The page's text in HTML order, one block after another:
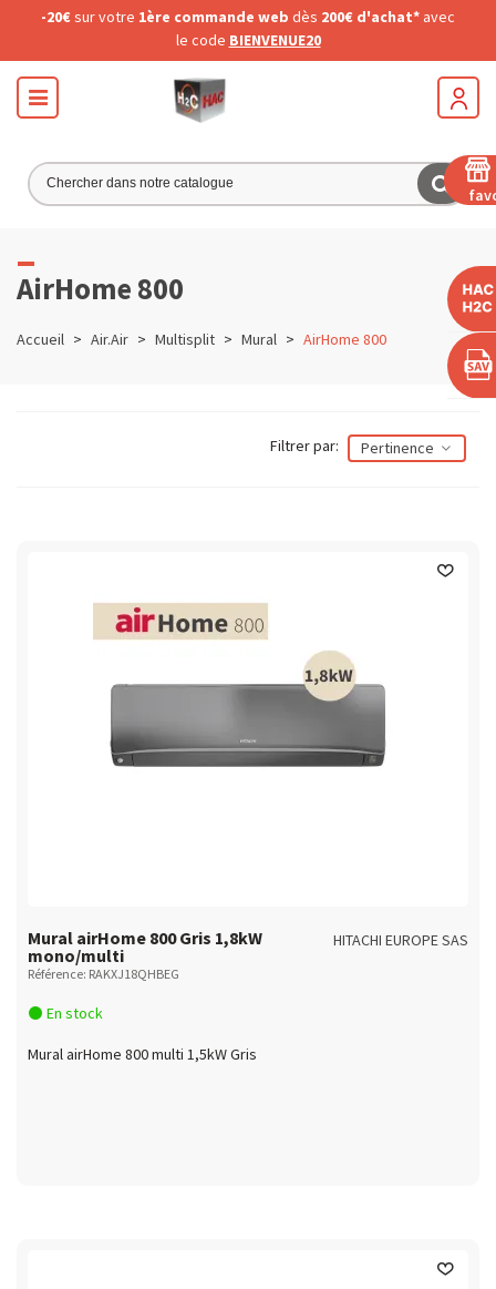
-20€sur votre 1ère commande web dès 200€ d'achat* avec
le code BIENVENUE20
AirHome 800
Accueil > Air.Air > Multisplit > Mural > AirHome 800
Filtrer par: Pertinence
Mural airHome 800 Gris 1,8kW
mono/multi
HITACHI EUROPE SAS
Référence: RAKXJ18QHBEG
En stock
Mural airHome 800 multi 1,5kW Gris